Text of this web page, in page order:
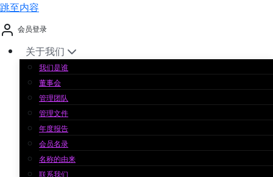
跳至内容
会员登录
关于我们
我们是谁
董事会
管理团队
管理文件
年度报告
会员名录
名称的由来
联系我们